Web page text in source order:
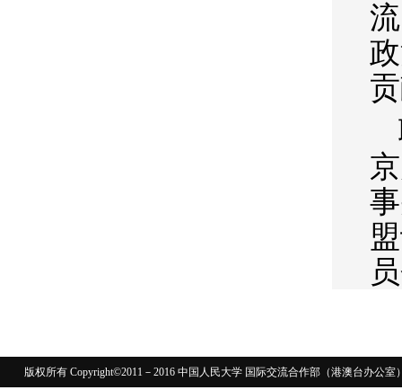
版权所有 Copyright©2011－2016 中国人民大学 国际交流合作部（港澳台办